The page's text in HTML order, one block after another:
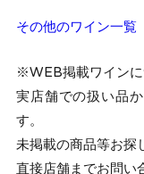
その他のワイン一覧
※WEB掲載ワインに
実店舗での扱い品
す。
未掲載の商品等お探
直接店舗までお問い